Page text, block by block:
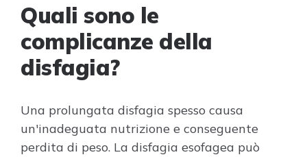
Quali sono le
complicanze della
disfagia?
Una prolungata disfagia spesso causa
un'inadeguata nutrizione e conseguente
perdita di peso. La disfagia esofagea può